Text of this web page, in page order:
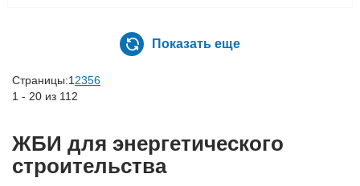
Показать еще
Страницы:1 2356
1 - 20 из 112
ЖБИ для энергетического
строительства